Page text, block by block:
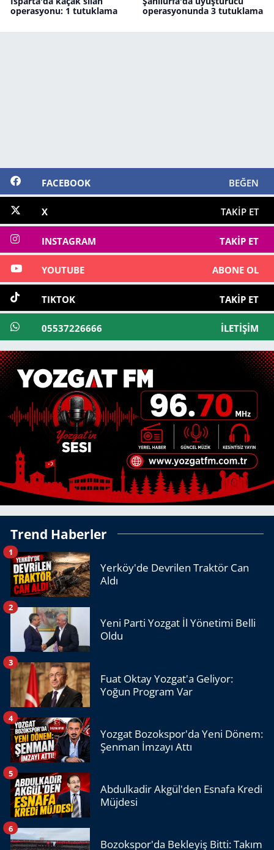
operasyonu: 1 tutuklama
operasyonunda 3 tutuklama
FACEBOOK BEĞEN
X TAKIP ET
INSTAGRAM TAKIP ET
YOUTUBE ABONE OL
TIKTOK TAKIP ET
05537226666 İLETIŞIM
Trend Haberler
Yerköy'de Devrilen Traktör Can
Aldı
1
Yeni Parti Yozgat İl Yönetimi Belli
Oldu
2
Fuat Oktay Yozgat'a Geliyor:
Yoğun Program Var
3
Yozgat Bozokspor'da Yeni Dönem:
Şenman İmzayı Attı
4
Abdulkadir Akgül'den Esnafa Kredi
Müjdesi
5
Bozokspor'da Bekleyiş Bitti: Takım
6